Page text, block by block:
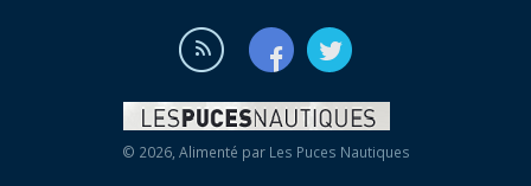
© 2026, Alimenté par Les Puces Nautiques